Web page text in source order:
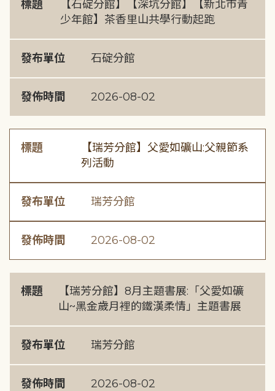
標題
【石碇分館】【深坑分館】【新北市青
少年館】茶香里山共學行動起跑
發布單位 石碇分館
發佈時間 2026-08-02
標題
【瑞芳分館】父愛如礦山:父親節系
列活動
發布單位 瑞芳分館
發佈時間 2026-08-02
標題
【瑞芳分館】8月主題書展:「父愛如礦
山~黑金歲月裡的鐵漢柔情」主題書展
發布單位 瑞芳分館
發佈時間 2026-08-02